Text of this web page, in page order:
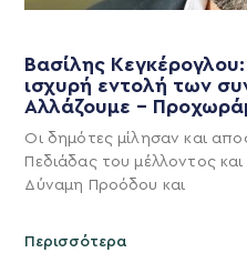
Βασίλης
ισχυρή εντολή των
Αλλάζουμε –
Οι δημότες μίλησαν και
Πεδιάδας του μέλλοντος
Δύναμη Προόδου και
Περισσότερα